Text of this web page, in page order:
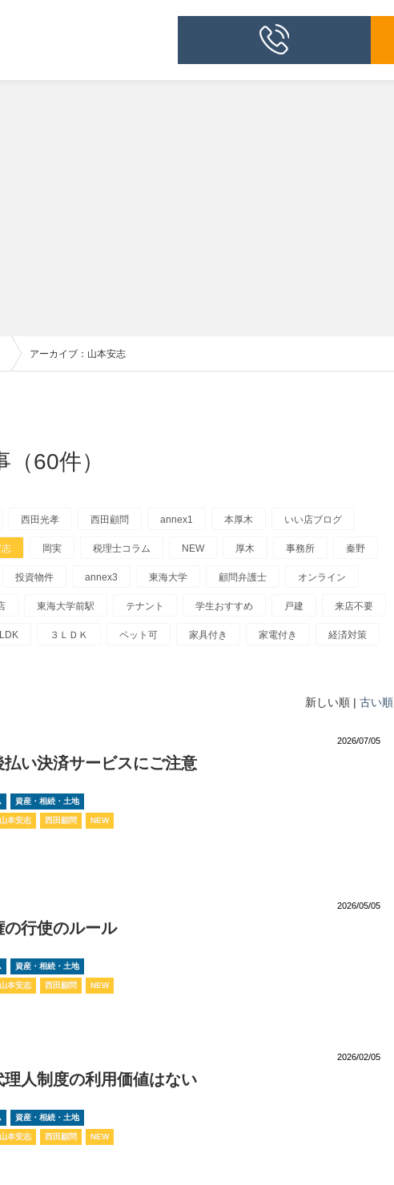
アーカイブ：山本安志
60件）
西田光孝 西田顧問 annex1 本厚木 いい店ブログ
志 岡実 税理士コラム NEW 厚木 事務所 秦野
投資物件 annex3 東海大学 顧問弁護士 オンライン
東海大学前駅 テナント 学生おすすめ 戸建 来店不要
３ＬＤＫ ペット可 家具付き 家電付き 経済対策
新しい順 | 古い順
2026/07/05
払い決済サービスにご注意
資産・相続・土地
山本安志 西田顧問 NEW
2026/05/05
の行使のルール
資産・相続・土地
山本安志 西田顧問 NEW
2026/02/05
理人制度の利用価値はない
資産・相続・土地
山本安志 西田顧問 NEW